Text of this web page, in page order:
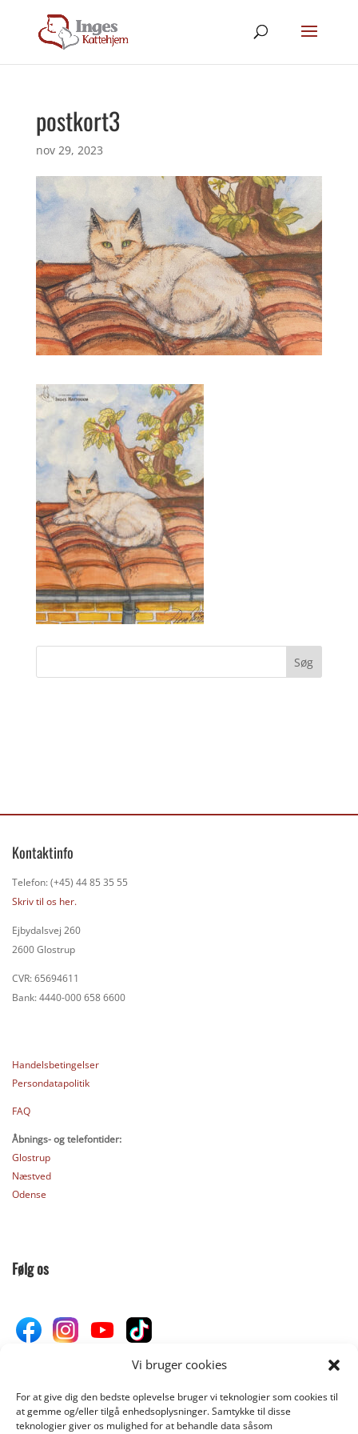
Vi bruger cookies
For at give dig den bedste oplevelse bruger vi teknologier som cookies til
at gemme og/eller tilgå enhedsoplysninger. Samtykke til disse
teknologier giver os mulighed for at behandle data såsom
postkort3
nov 29, 2023
Kontaktinfo
Telefon: (+45) 44 85 35 55
Skriv til os her.
Ejbydalsvej 260
2600 Glostrup
CVR: 65694611
Bank: 4440-000 658 6600
Handelsbetingelser
Persondatapolitik
FAQ
Åbnings- og telefontider:
Glostrup
Næstved
Odense
Følg os
Donér til Inges Kattehjem